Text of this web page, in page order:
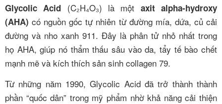
Glycolic Acid (C₂H₄O₃) là một axit alpha-hydroxy
(AHA) có nguồn gốc tự nhiên từ đường mía, dứa, củ cải
đường và nho xanh 911. Đây là phân tử nhỏ nhất trong
họ AHA, giúp nó thẩm thấu sâu vào da, tẩy tế bào chết
mạnh mẽ và kích thích sản sinh collagen 79.
Từ những năm 1990, Glycolic Acid đã trở thành thành
phần “quốc dân” trong mỹ phẩm nhờ khả năng cải thiện